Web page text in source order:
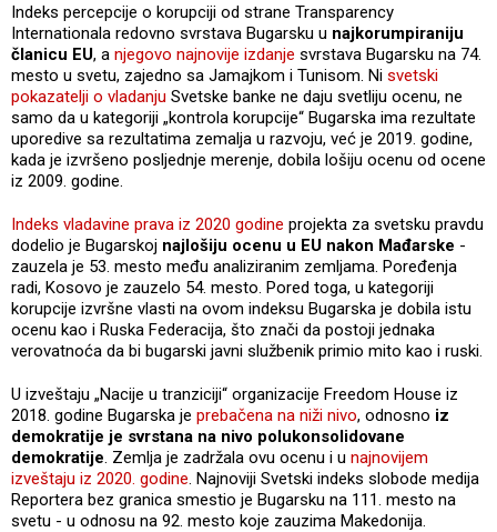
Indeks percepcije o korupciji od strane Transparency
Internationala redovno svrstava Bugarsku u najkorumpiraniju
članicu EU, a njegovo najnovije izdanje svrstava Bugarsku na 74.
mesto u svetu, zajedno sa Jamajkom i Tunisom. Ni svetski
pokazatelji o vladanju Svetske banke ne daju svetliju ocenu, ne
samo da u kategoriji „kontrola korupcije“ Bugarska ima rezultate
uporedive sa rezultatima zemalja u razvoju, već je 2019. godine,
kada je izvršeno posljednje merenje, dobila lošiju ocenu od ocene
iz 2009. godine.
Indeks vladavine prava iz 2020 godine projekta za svetsku pravdu
dodelio je Bugarskoj najlošiju ocenu u EU nakon Mađarske -
zauzela je 53. mesto među analiziranim zemljama. Poređenja
radi, Kosovo je zauzelo 54. mesto. Pored toga, u kategoriji
korupcije izvršne vlasti na ovom indeksu Bugarska je dobila istu
ocenu kao i Ruska Federacija, što znači da postoji jednaka
verovatnoća da bi bugarski javni službenik primio mito kao i ruski.
U izveštaju „Nacije u tranziciji“ organizacije Freedom House iz
2018. godine Bugarska je prebačena na niži nivo, odnosno iz
demokratije je svrstana na nivo polukonsolidovane
demokratije. Zemlja je zadržala ovu ocenu i u najnovijem
izveštaju iz 2020. godine. Najnoviji Svetski indeks slobode medija
Reportera bez granica smestio je Bugarsku na 111. mesto na
svetu - u odnosu na 92. mesto koje zauzima Makedonija.